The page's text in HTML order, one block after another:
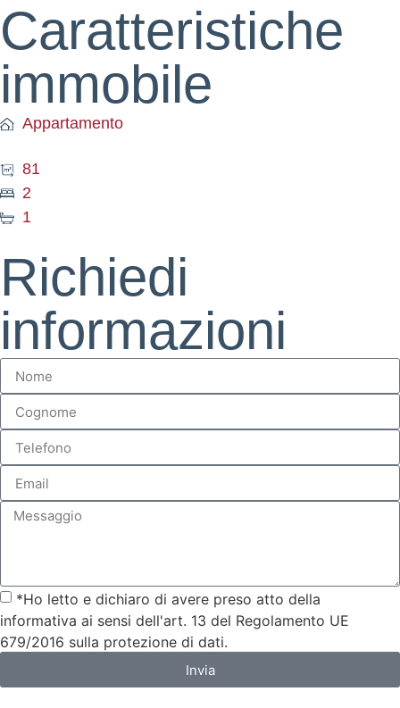
Caratteristiche
immobile
Appartamento
81
2
1
Richiedi
informazioni
*Ho letto e dichiaro di avere preso atto della
informativa ai sensi dell'art. 13 del Regolamento UE
679/2016 sulla protezione di dati.
Invia